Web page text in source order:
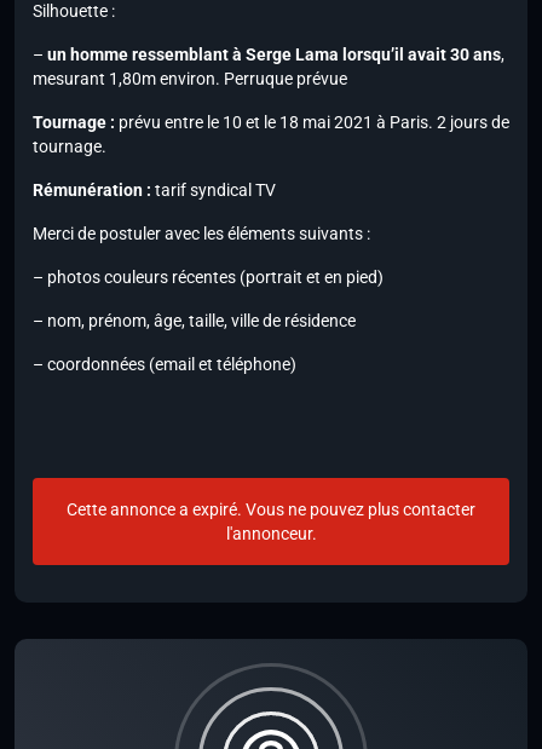
Silhouette :
– un homme ressemblant à Serge Lama lorsqu’il avait 30 ans,
mesurant 1,80m environ. Perruque prévue
Tournage : prévu entre le 10 et le 18 mai 2021 à Paris. 2 jours de
tournage.
Rémunération : tarif syndical TV
Merci de postuler avec les éléments suivants :
– photos couleurs récentes (portrait et en pied)
– nom, prénom, âge, taille, ville de résidence
– coordonnées (email et téléphone)
Cette annonce a expiré. Vous ne pouvez plus contacter
l'annonceur.